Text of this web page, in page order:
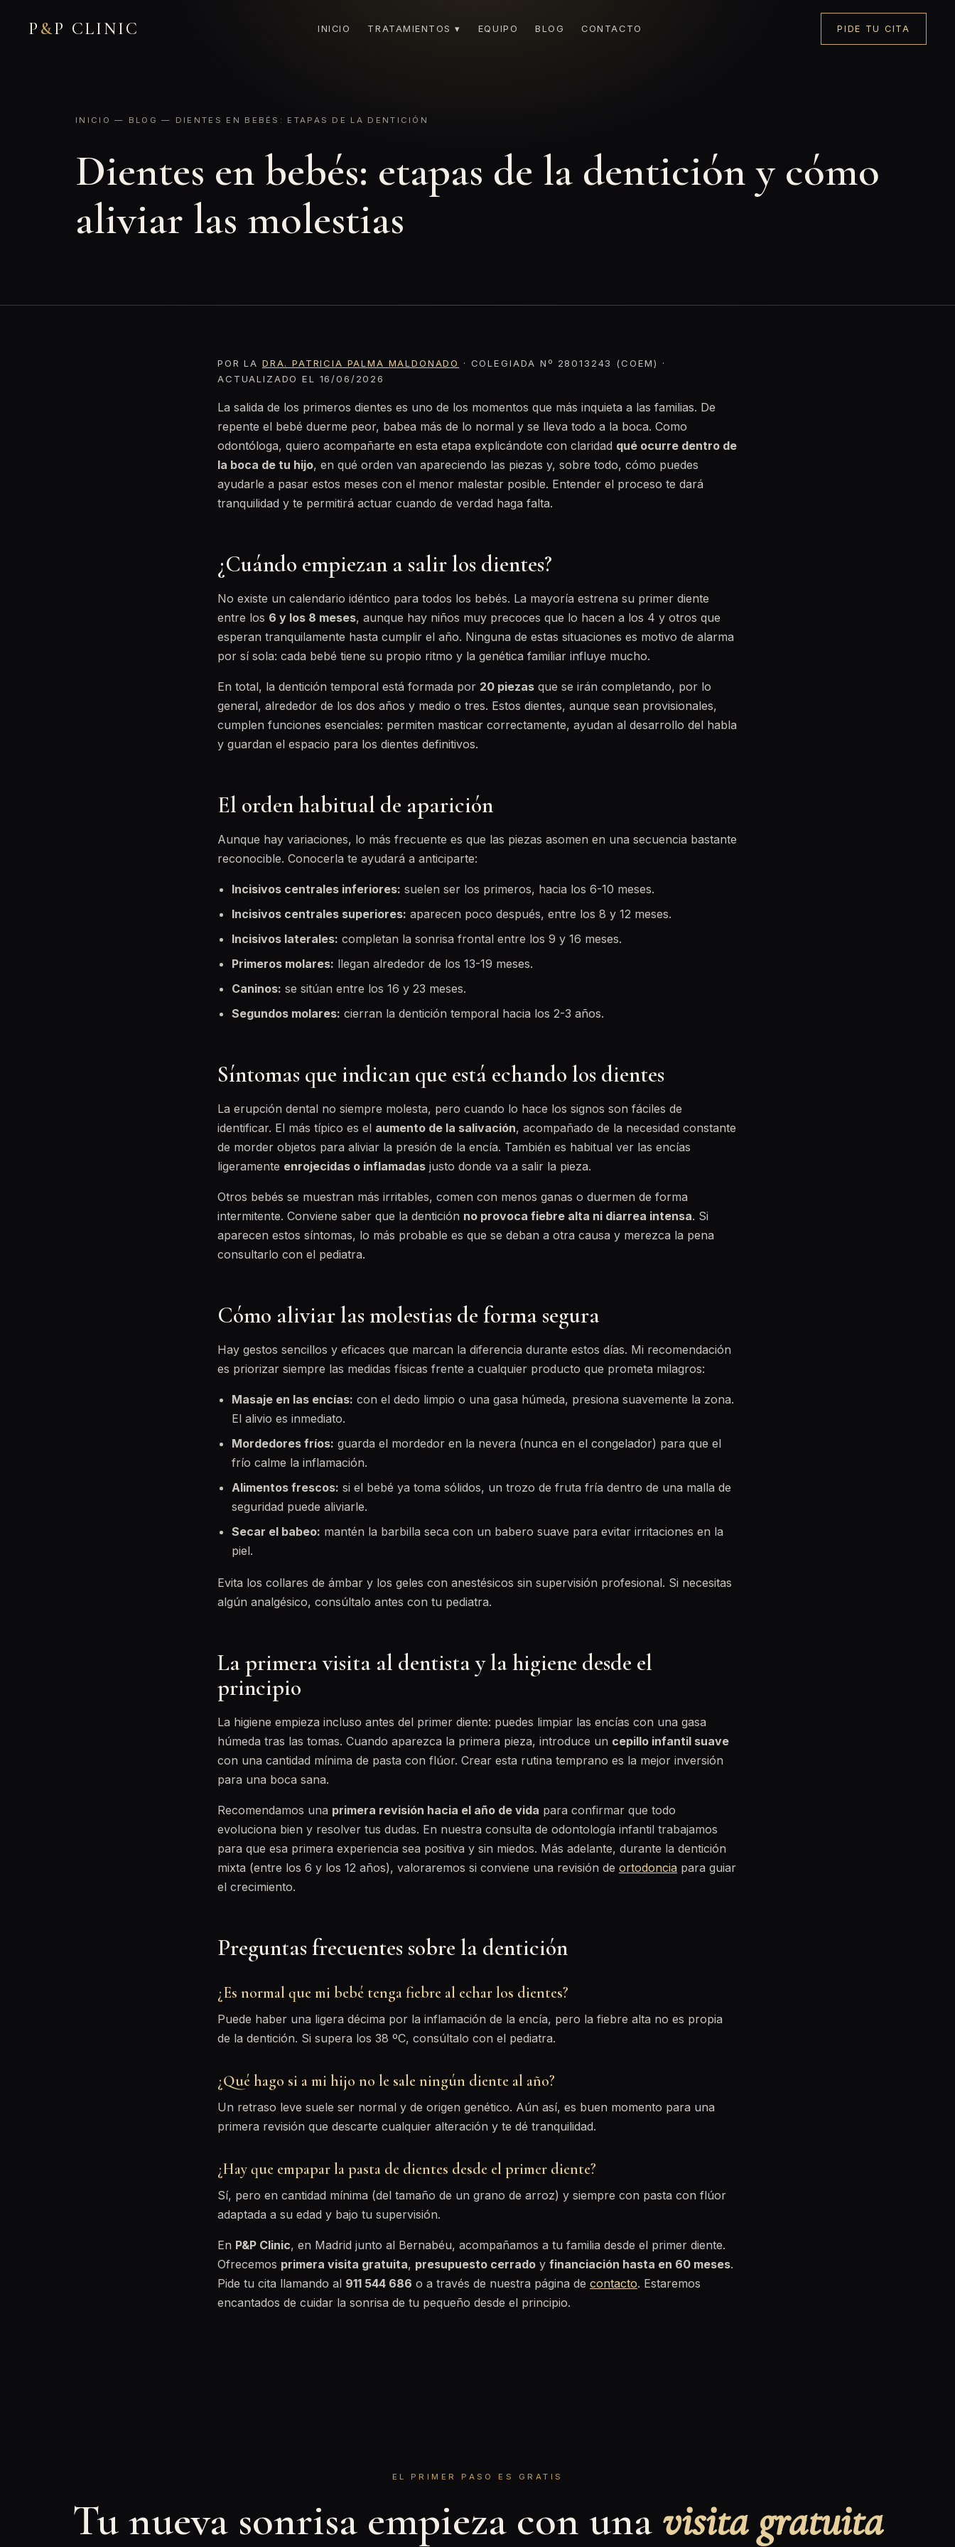
P &P CLINIC INICIO TRATAMIENTOS ▾ EQUIPO BLOG CONTACTO PIDE TU CITA
INICIO — BLOG — DIENTES EN BEBÉS: ETAPAS DE LA DENTICIÓN
Dientes en bebés: etapas de la dentición y cómo
aliviar las molestias
POR LA DRA. PATRICIA PALMA MALDONADO
· COLEGIADA Nº 28013243 (COEM) ·
ACTUALIZADO EL 16/06/2026
La salida de los primeros dientes es uno de los momentos que más inquieta a las familias. De
repente el bebé duerme peor, babea más de lo normal y se lleva todo a la boca. Como
odontóloga, quiero acompañarte en esta etapa explicándote con claridad qué ocurre dentro de
la boca de tu hijo, en qué orden van apareciendo las piezas y, sobre todo, cómo puedes
ayudarle a pasar estos meses con el menor malestar posible. Entender el proceso te dará
tranquilidad y te permitirá actuar cuando de verdad haga falta.
¿Cuándo empiezan a salir los dientes?
No existe un calendario idéntico para todos los bebés. La mayoría estrena su primer diente
entre los 6 y los 8 meses, aunque hay niños muy precoces que lo hacen a los 4 y otros que
esperan tranquilamente hasta cumplir el año. Ninguna de estas situaciones es motivo de alarma
por sí sola: cada bebé tiene su propio ritmo y la genética familiar influye mucho.
En total, la dentición temporal está formada por 20 piezas que se irán completando, por lo
general, alrededor de los dos años y medio o tres. Estos dientes, aunque sean provisionales,
cumplen funciones esenciales: permiten masticar correctamente, ayudan al desarrollo del habla
y guardan el espacio para los dientes definitivos.
El orden habitual de aparición
Aunque hay variaciones, lo más frecuente es que las piezas asomen en una secuencia bastante
reconocible. Conocerla te ayudará a anticiparte:
Incisivos centrales inferiores: suelen ser los primeros, hacia los 6-10 meses.
Incisivos centrales superiores: aparecen poco después, entre los 8 y 12 meses.
Incisivos laterales: completan la sonrisa frontal entre los 9 y 16 meses.
Primeros molares: llegan alrededor de los 13-19 meses.
Caninos: se sitúan entre los 16 y 23 meses.
Segundos molares: cierran la dentición temporal hacia los 2-3 años.
Síntomas que indican que está echando los dientes
La erupción dental no siempre molesta, pero cuando lo hace los signos son fáciles de
identificar. El más típico es el aumento de la salivación, acompañado de la necesidad constante
de morder objetos para aliviar la presión de la encía. También es habitual ver las encías
ligeramente enrojecidas o inflamadas justo donde va a salir la pieza.
Otros bebés se muestran más irritables, comen con menos ganas o duermen de forma
intermitente. Conviene saber que la dentición no provoca fiebre alta ni diarrea intensa. Si
aparecen estos síntomas, lo más probable es que se deban a otra causa y merezca la pena
consultarlo con el pediatra.
Cómo aliviar las molestias de forma segura
Hay gestos sencillos y eficaces que marcan la diferencia durante estos días. Mi recomendación
es priorizar siempre las medidas físicas frente a cualquier producto que prometa milagros:
Masaje en las encías: con el dedo limpio o una gasa húmeda, presiona suavemente la zona.
El alivio es inmediato.
Mordedores fríos: guarda el mordedor en la nevera (nunca en el congelador) para que el
frío calme la inflamación.
Alimentos frescos: si el bebé ya toma sólidos, un trozo de fruta fría dentro de una malla de
seguridad puede aliviarle.
Secar el babeo: mantén la barbilla seca con un babero suave para evitar irritaciones en la
piel.
Evita los collares de ámbar y los geles con anestésicos sin supervisión profesional. Si necesitas
algún analgésico, consúltalo antes con tu pediatra.
La primera visita al dentista y la higiene desde el
principio
La higiene empieza incluso antes del primer diente: puedes limpiar las encías con una gasa
húmeda tras las tomas. Cuando aparezca la primera pieza, introduce un cepillo infantil suave
con una cantidad mínima de pasta con flúor. Crear esta rutina temprano es la mejor inversión
para una boca sana.
Recomendamos una primera revisión hacia el año de vida para confirmar que todo
evoluciona bien y resolver tus dudas. En nuestra consulta de odontología infantil trabajamos
para que esa primera experiencia sea positiva y sin miedos. Más adelante, durante la dentición
mixta (entre los 6 y los 12 años), valoraremos si conviene una revisión de ortodoncia para guiar
el crecimiento.
Preguntas frecuentes sobre la dentición
¿Es normal que mi bebé tenga fiebre al echar los dientes?
Puede haber una ligera décima por la inflamación de la encía, pero la fiebre alta no es propia
de la dentición. Si supera los 38 ºC, consúltalo con el pediatra.
¿Qué hago si a mi hijo no le sale ningún diente al año?
Un retraso leve suele ser normal y de origen genético. Aún así, es buen momento para una
primera revisión que descarte cualquier alteración y te dé tranquilidad.
¿Hay que empapar la pasta de dientes desde el primer diente?
Sí, pero en cantidad mínima (del tamaño de un grano de arroz) y siempre con pasta con flúor
adaptada a su edad y bajo tu supervisión.
En P&P Clinic, en Madrid junto al Bernabéu, acompañamos a tu familia desde el primer diente.
Ofrecemos primera visita gratuita, presupuesto cerrado y financiación hasta en 60 meses.
Pide tu cita llamando al 911 544 686 o a través de nuestra página de contacto. Estaremos
encantados de cuidar la sonrisa de tu pequeño desde el principio.
EL PRIMER PASO ES GRATIS
Tu nueva sonrisa empieza con una visita gratuita